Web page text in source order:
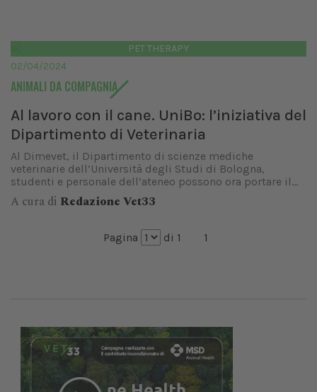
PET THERAPY
02/04/2024
ANIMALI DA COMPAGNIA
Al lavoro con il cane. UniBo: l’iniziativa del
Dipartimento di Veterinaria
Al Dimevet, il Dipartimento di scienze mediche
veterinarie dell’Università degli Studi di Bologna,
studenti e personale dell’ateneo possono ora portare il...
A cura di Redazione Vet33
Pagina di 1 1